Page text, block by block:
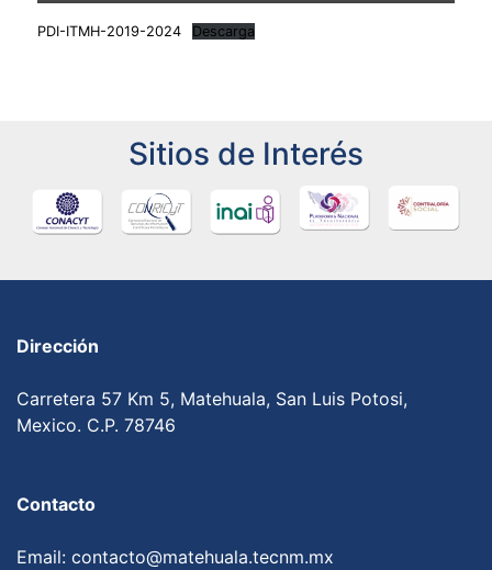
PDI-ITMH-2019-2024 Descarga
Sitios de Interés
Dirección
Carretera 57 Km 5, Matehuala, San Luis Potosi,
Mexico. C.P. 78746
Contacto
Email: contacto@matehuala.tecnm.mx